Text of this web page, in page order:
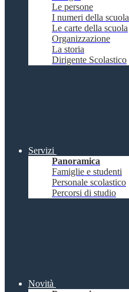
Le persone
I numeri della scuola
Le carte della scuola
Organizzazione
La storia
Dirigente Scolastico
Servizi
Panoramica
Famiglie e studenti
Personale scolastico
Percorsi di studio
Novità